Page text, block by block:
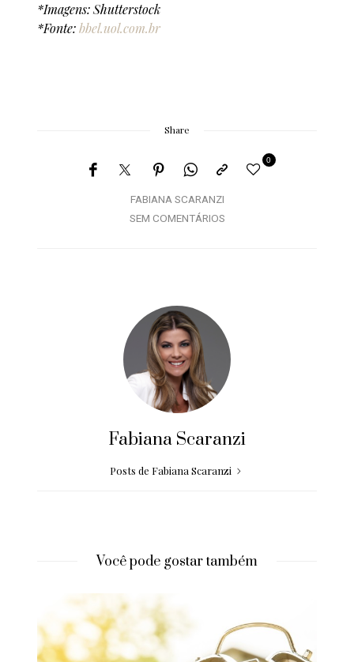
*Imagens: Shutterstock
*Fonte:bbel.uol.com.br
Share
FABIANA SCARANZI
0
SEM COMENTÁRIOS
Fabiana Scaranzi
Posts de Fabiana Scaranzi
Você pode gostar também